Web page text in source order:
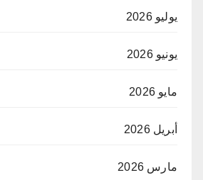
يوليو 2026
يونيو 2026
مايو 2026
أبريل 2026
مارس 2026